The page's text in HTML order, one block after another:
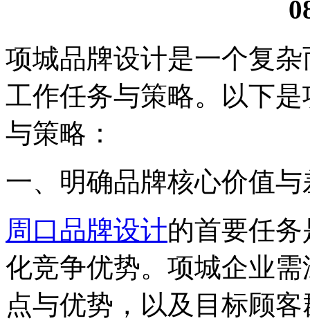
项城品牌设计是一个复
工作任务与策略。以下
与策略：
一、明确品牌核心价值
周口品牌设计的首要任
化竞争优势。项城企业
点与优势，以及目标顾